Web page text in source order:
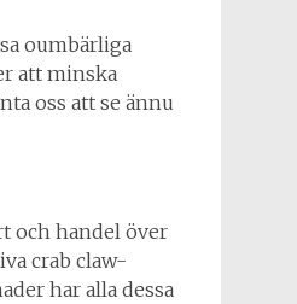
oumbärliga
att minska
oss att se ännu
och handel över
crab claw-
har alla dessa